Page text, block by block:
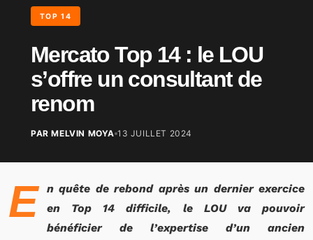
TOP 14
Mercato Top 14 : le LOU
s’offre un consultant de
renom
PAR MELVIN MOYA 13 JUILLET 2024
E
n quête de rebond après un dernier exercice
en Top 14 difficile, le LOU va pouvoir
bénéficier de l’expertise d’un ancien